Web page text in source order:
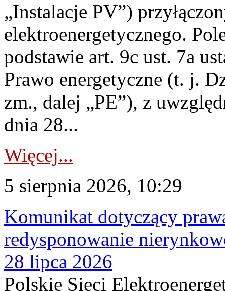
„Instalacje PV”)
elektroenergetycznego.
podstawie art. 9c ust. 7a
Prawo energetyczne (t. j.
zm., dalej „PE”), z
dnia 28...
Więcej...
5 sierpnia 2026, 10:29
Komunikat dotyczący
redysponowanie
28 lipca 2026
Polskie Sieci